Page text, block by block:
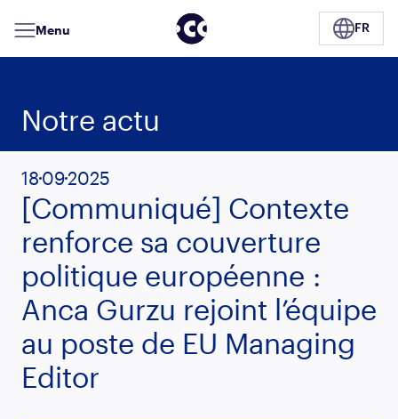
Menu FR
Notre actu
18 092025
[Communiqué] Contexte
renforce sa couverture
politique européenne :
Anca Gurzu rejoint l’équipe
au poste de EU Managing
Editor